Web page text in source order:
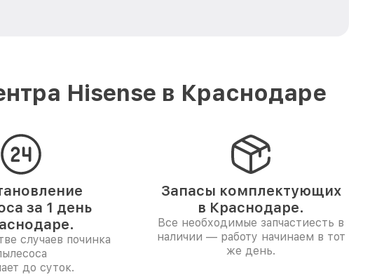
Hisense в Краснодаре
за 1 день
случаев починка
до суток.
Запасы комплектующих
в Краснодаре.
Все необходимые запчастиесть в
наличии — работу начинаем в тот
же день.